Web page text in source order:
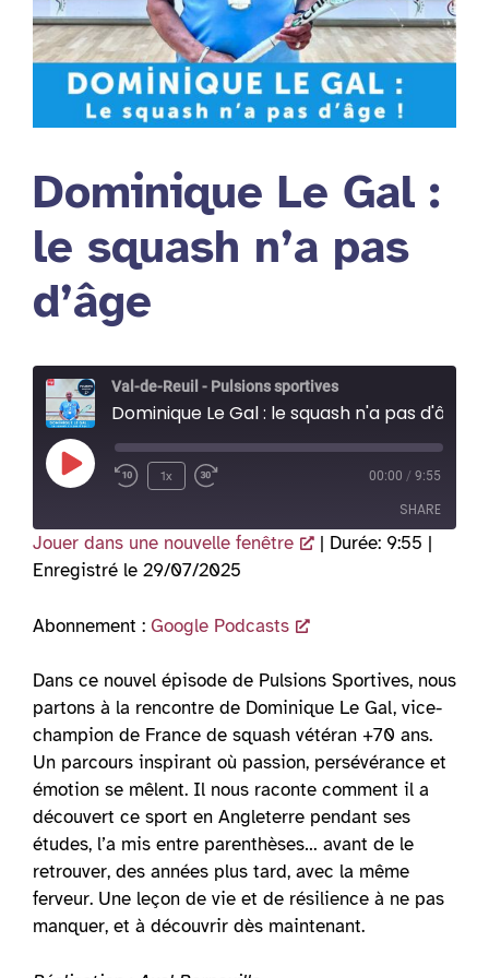
Dominique Le Gal :
le squash n’a pas
d’âge
Val-de-Reuil - Pulsions sportives
Dominique Le Gal : le squash n'a pas d'âge
Play
1x 00:00 / 9:55
SHARE
SHARE
LINK
Jouer dans une nouvelle fenêtre | Durée: 9:55 |
Enregistré le 29/07/2025
Abonnement : Google Podcasts
Dans ce nouvel épisode de Pulsions Sportives, nous
partons à la rencontre de Dominique Le Gal, vice-
champion de France de squash vétéran +70 ans.
Un parcours inspirant où passion, persévérance et
émotion se mêlent. Il nous raconte comment il a
découvert ce sport en Angleterre pendant ses
études, l’a mis entre parenthèses… avant de le
retrouver, des années plus tard, avec la même
ferveur. Une leçon de vie et de résilience à ne pas
manquer, et à découvrir dès maintenant.